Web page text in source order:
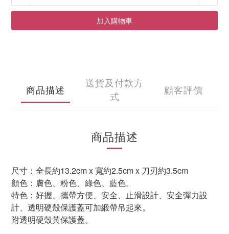
加入購物車
商品描述
送貨及付款方
式
顧客評價
商品描述
尺寸：全長約13.2cmx寬約2.5cmx 刀刃約3.5cm
顏色：膚色、粉色、綠色、藍色。
特色：好握、攜帶方便、安全、止滑設計、安全彈力設
計、透明硬殼保護蓋可加緞帶吊起來。
附透明硬殼黃保護蓋。